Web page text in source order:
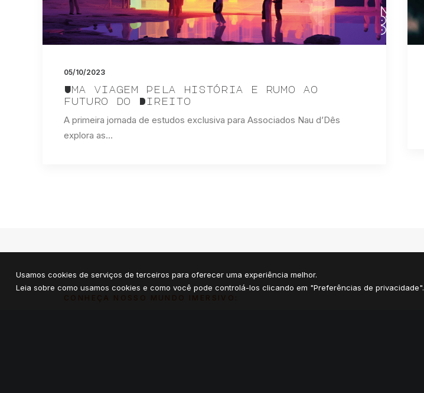
05/10/2023
Uma viagem pela história e rumo ao
futuro do Direito
A primeira jornada de estudos exclusiva para Associados Nau d’Dês
explora as…
CONHEÇA NOSSO MUNDO IMERSIVO:
Usamos cookies de serviços de terceiros para oferecer uma experiência melhor.
Leia sobre como usamos cookies e como você pode controlá-los clicando em "Preferências de privacidade".